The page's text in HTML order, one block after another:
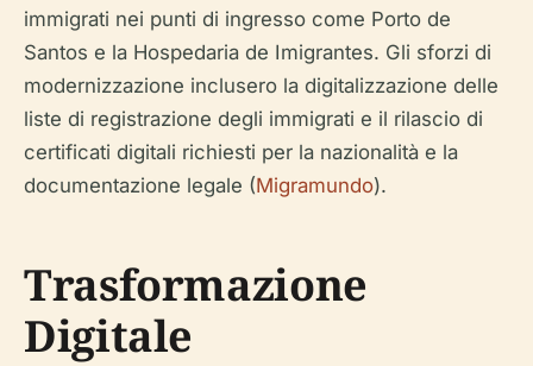
immigrati nei punti di ingresso come Porto de
Santos e la Hospedaria de Imigrantes. Gli sforzi di
modernizzazione inclusero la digitalizzazione delle
liste di registrazione degli immigrati e il rilascio di
certificati digitali richiesti per la nazionalità e la
documentazione legale (Migramundo).
Trasformazione
Digitale